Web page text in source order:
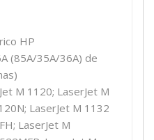
HP
(85A/35A/36A) de
M 1120; LaserJet M
LaserJet M 1132
LaserJet M